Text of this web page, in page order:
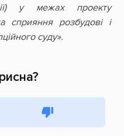
у межах проекту
сприяння розбудові і
суду».